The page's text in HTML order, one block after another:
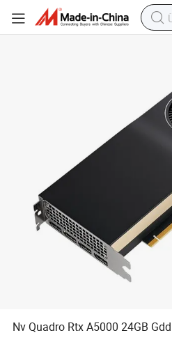
Nv Quadro Rtx A5000 24GB